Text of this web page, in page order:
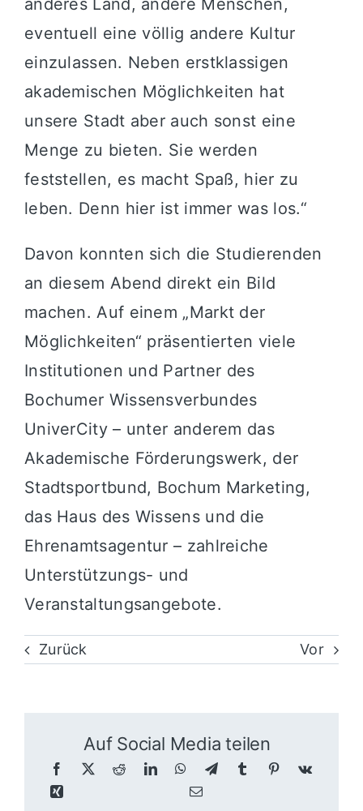
eventuell eine völlig andere Kultur
einzulassen. Neben erstklassigen
akademischen Möglichkeiten hat
unsere Stadt aber auch sonst eine
Menge zu bieten. Sie werden
feststellen, es macht Spaß, hier zu
leben. Denn hier ist immer was los.“
Davon konnten sich die Studierenden
an diesem Abend direkt ein Bild
machen. Auf einem „Markt der
Möglichkeiten“ präsentierten viele
Institutionen und Partner des
Bochumer Wissensverbundes
UniverCity – unter anderem das
Akademische Förderungswerk, der
Stadtsportbund, Bochum Marketing,
das Haus des Wissens und die
Ehrenamtsagentur – zahlreiche
Unterstützungs- und
Veranstaltungsangebote.
Zurück Vor
Auf Social Media teilen